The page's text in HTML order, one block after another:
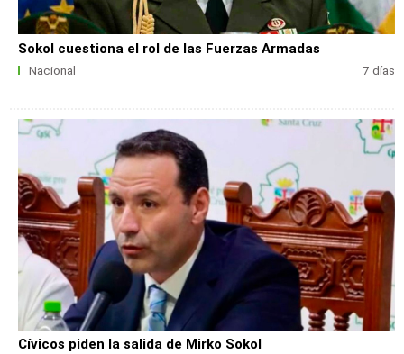
Sokol cuestiona el rol de las Fuerzas Armadas
Nacional 7 días
Cívicos piden la salida de Mirko Sokol